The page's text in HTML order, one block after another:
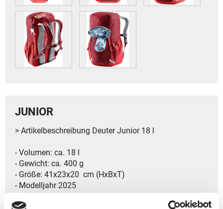
JUNIOR
> Artikelbeschreibung Deuter Junior 18 l
- Volumen: ca. 18 l
- Gewicht: ca. 400 g
- Größe: 41x23x20 cm (HxBxT)
- Modelljahr 2025